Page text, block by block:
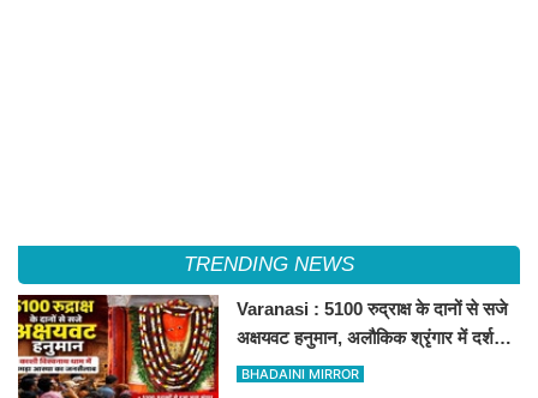
TRENDING NEWS
Varanasi : 5100 रुद्राक्ष के दानों से सजे
अक्षयवट हनुमान, अलौकिक श्रृंगार में दर्शन
कर भक्त निहाल
BHADAINI MIRROR